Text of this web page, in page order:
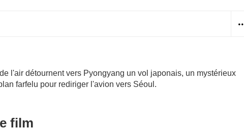
l'air détournent vers Pyongyang un vol japonais, un mystérieux
farfelu pour rediriger l'avion vers Séoul.
film